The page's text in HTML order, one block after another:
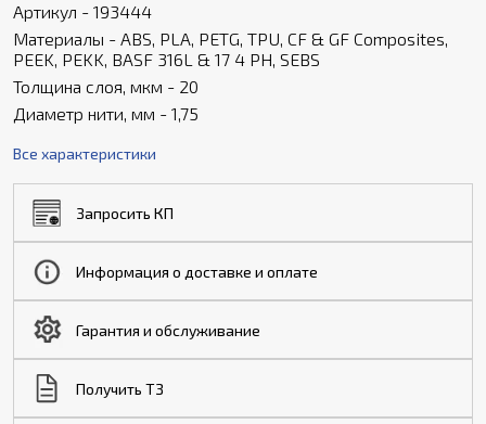
Артикул - 193444
Материалы - ABS, PLA, PETG, TPU, CF & GF Composites,
PEEK, PEKK, BASF 316L & 17 4 PH, SEBS
Толщина слоя, мкм - 20
Диаметр нити, мм - 1,75
Все характеристики
Запросить КП
Информация о доставке и оплате
Гарантия и обслуживание
Получить ТЗ